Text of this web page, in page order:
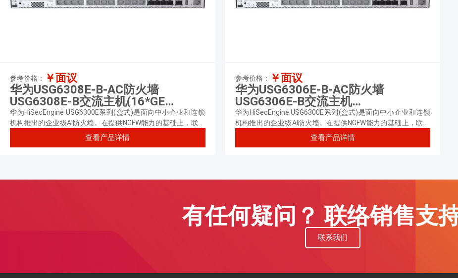
参考价格： ￥面议
华为USG6308E-B-AC防火墙
USG6308E-B交流主机(16*GE
RJ45+8*GE Combo+2*10GE SFP+,1
交流电源)
华为HiSecEngine USG6300E系列(盒式)是面向中小企业和连锁
机构推出的企业级AI防火墙。在提供NGFW能力的基础上，联动
其他安全设备，主动积极防御网络威胁，增强边界检测能力，有
效防御高级威胁，同时解决性能下降问题。
查看产品详情
参考价格： ￥面议
华为USG6306E-B-AC防火墙
USG6306E-B交流主机
(16*GERJ45+8*GECombo+2*10GESFP+,1
交流电源,含SSL VPN 100用户)
华为HiSecEngine USG6300E系列(盒式)是面向中小企业和连锁
机构推出的企业级AI防火墙。在提供NGFW能力的基础上，联动
其他安全设备，主动积极防御网络威胁，增强边界检测能力，有
效防御高级威胁，同时解决性能下降问题。
查看产品详情
有任何疑问？ 联络销售支
联系我们